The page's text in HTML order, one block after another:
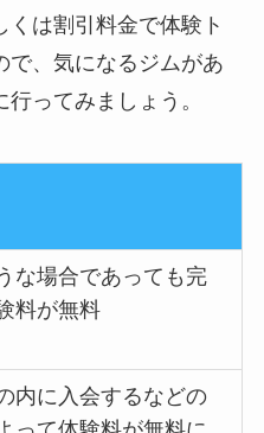
は割引料金で体験ト
で、気になるジムがあ
ってみましょう。
な場合であっても完
料が無料
内に入会するなどの